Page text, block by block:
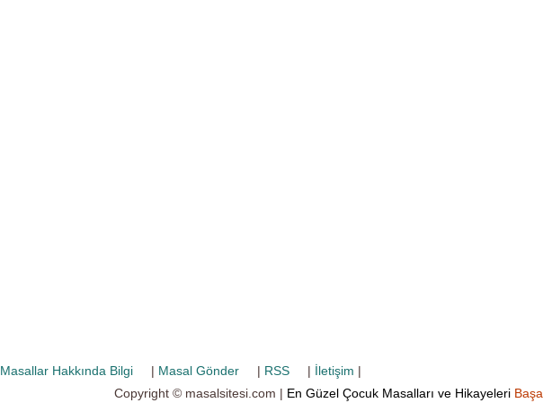
Masallar Hakkında Bilgi | Masal Gönder | RSS | İletişim |
Copyright © masalsitesi.com | En Güzel Çocuk Masalları ve Hikayeleri